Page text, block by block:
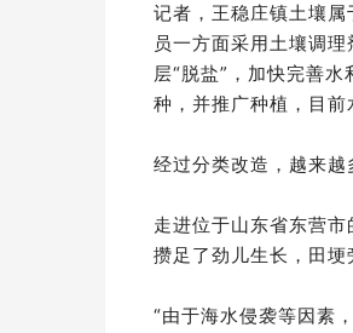
记者，王稳庄镇土壤
员一方面采用土壤调
层“脱盐”，加快完善
种，并推广种植，目前
经过分类改造，越来越
走进位于山东省东营
攒足了劲儿生长，田埂
“由于海水侵袭等因素